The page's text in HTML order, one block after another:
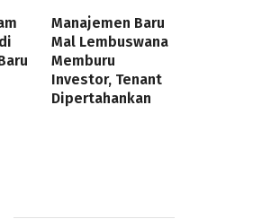
Manajemen Baru
Mal Lembuswana
Memburu
Investor, Tenant
Dipertahankan